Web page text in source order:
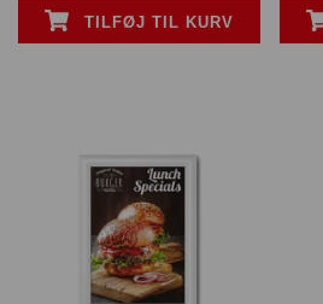
TILFØJ TIL KURV